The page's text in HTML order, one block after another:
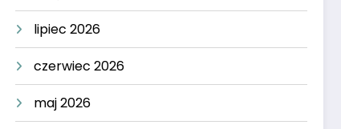
lipiec 2026
czerwiec 2026
maj 2026